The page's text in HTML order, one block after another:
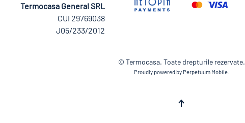
Termocasa General SRL
CUI 29769038
J05/233/2012
© Termocasa. Toate drepturile rezervate.
Proudly powered by Perpetuum Mobile.